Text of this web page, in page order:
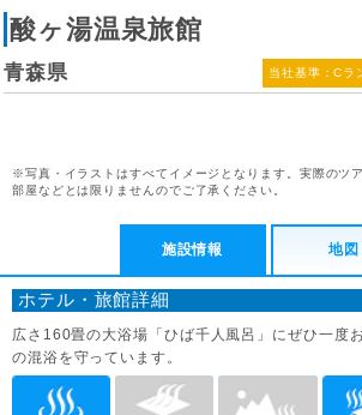
酸ヶ湯温泉旅館
青森県 当社基準：Cラ
※写真・イラストはすべてイメージとなります。実際のツ
部屋などとは限りませんのでご了承ください。
施設情報 地図
ホテル・旅館詳細
広さ160畳の大浴場「ひば千人風呂」にぜひ一度
の混浴を守っています。